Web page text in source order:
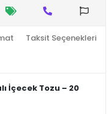
Taksit Seçenekleri
İçecek Tozu – 20